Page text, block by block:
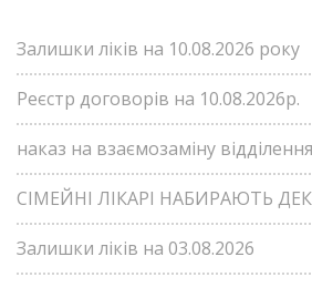
Залишки ліків на 10.08.2026 року
Реєстр договорів на 10.08.2026р.
наказ на взаємозаміну
СІМЕЙНІ ЛІКАРІ НАБИРАЮТЬ
Залишки ліків на 03.08.2026